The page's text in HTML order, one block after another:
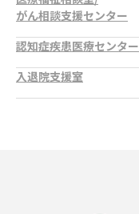
がん相談支援センター
認知症疾患医療センター
入退院支援室